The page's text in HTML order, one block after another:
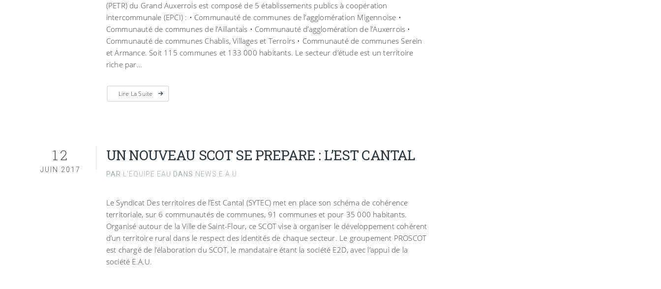
(PETR) du Grand Auxerrois est composé de 5 établissements publics à coopération
intercommunale (EPCI) : • Communauté de communes de l’agglomération Migennoise •
Communauté de communes de l’Aillantais • Communauté d’agglomération de l’Auxerrois •
Communauté de communes Chablis, Villages et Terroirs • Communauté de communes Serein
et Armance. Soit 115 communes et 133 000 habitants. Le secteur d’étude est un territoire
riche par…
Lire La Suite
12
JUIN 2017
UN NOUVEAU SCOT SE PREPARE : L’EST CANTAL
PAR L'ÉQUIPE EAU DANS NEWS E.A.U.
Le Syndicat Des territoires de l’Est Cantal (SYTEC) met en place son schéma de cohérence
territoriale, sur 6 communautés de communes, 91 communes et pour 35 000 habitants.
Organisé autour de la Ville de Saint-Flour, ce SCOT vise à organiser le développement cohérent
d’un territoire rural dans le respect des identités de chaque secteur. Le groupement PROSCOT
est chargé de l’élaboration du SCOT, le mandataire étant la société E2D, avec l’appui de la
société E.A.U.